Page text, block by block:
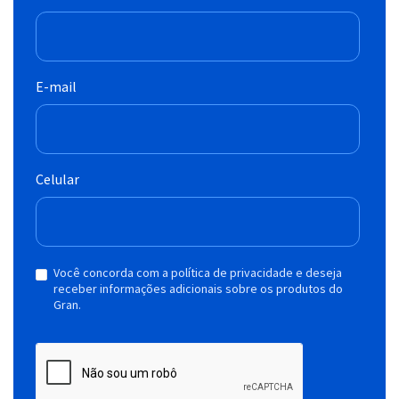
E-mail
Celular
Você concorda com a política de privacidade e deseja
receber informações adicionais sobre os produtos do
Gran.